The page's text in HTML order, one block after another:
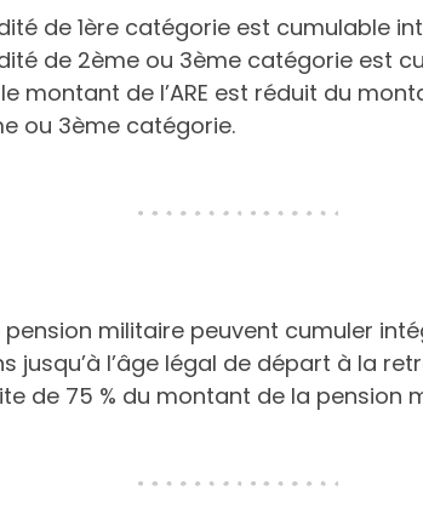
de 1ère catégorie est cumulable
de 2ème ou 3ème catégorie est
le montant de l’ARE est réduit du
ou 3ème catégorie.
pension militaire peuvent cumuler
jusqu’à l’âge légal de départ à la
de 75 % du montant de la pension